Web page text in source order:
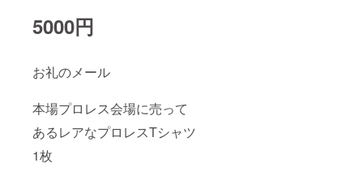
5000円
お礼のメール
本場プロレス会場に売って
あるレアなプロレスTシャツ
1枚